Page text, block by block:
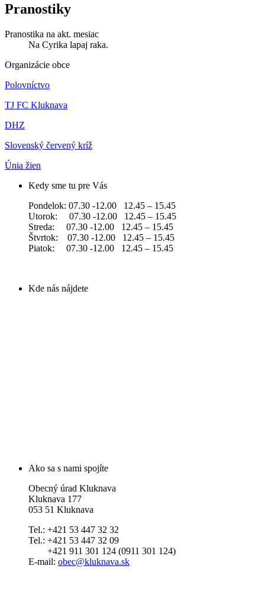
Pranostiky
Pranostika na akt. mesiac
Na Cyrika lapaj raka.
Organizácie obce
Polovníctvo
TJ FC Kluknava
DHZ
Slovenský červený kríž
Únia žien
Kedy sme tu pre Vás
Pondelok: 07.30 -12.00 12.45 – 15.45
Utorok: 07.30 -12.00 12.45 – 15.45
Streda: 07.30 -12.00 12.45 – 15.45
Štvrtok: 07.30 -12.00 12.45 – 15.45
Piatok: 07.30 -12.00 12.45 – 15.45
Kde nás nájdete
Ako sa s nami spojíte
Obecný úrad Kluknava
Kluknava 177
053 51 Kluknava
Tel.: +421 53 447 32 32
Tel.: +421 53 447 32 09
+421 911 301 124 (0911 301 124)
E-mail: obec@kluknava.sk